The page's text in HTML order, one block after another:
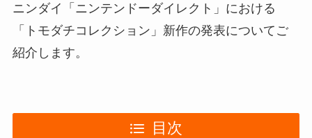
ニンダイ「ニンテンドーダイレクト」における
「トモダチコレクション」新作の発表についてご
紹介します。
目次